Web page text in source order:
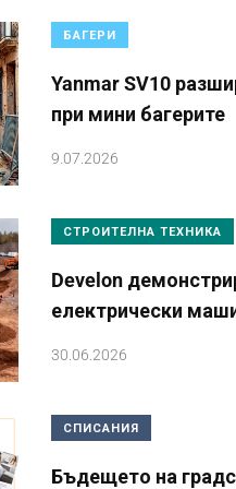
БАГЕРИ
Yanmar SV10
при мини багерите
9.07.2026
СТРОИТЕЛНА ТЕХНИКА
Develon
електрически
30.06.2026
СПИСАНИЯ
Бъдещето на